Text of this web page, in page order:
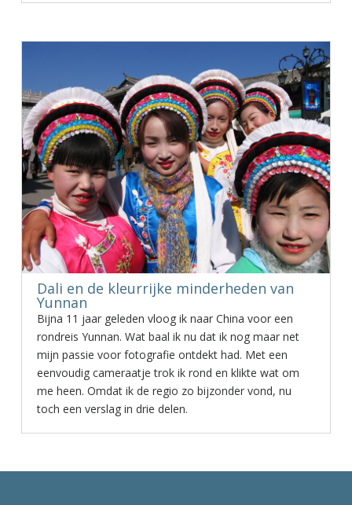
Dali en de kleurrijke minderheden van
Yunnan
Bijna 11 jaar geleden vloog ik naar China voor een
rondreis Yunnan. Wat baal ik nu dat ik nog maar net
mijn passie voor fotografie ontdekt had. Met een
eenvoudig cameraatje trok ik rond en klikte wat om
me heen. Omdat ik de regio zo bijzonder vond, nu
toch een verslag in drie delen.